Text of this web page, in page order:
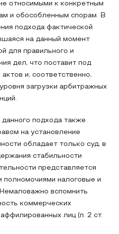
относимыми к конкретным
и обособленным спорам. В
подхода фактической
на данный момент
для правильного и
дел, что поставит под
и, соответственно,
загрузки арбитражных
подхода также
на установление
обладает только суд, в
стабильности
представляется
полномочиями налоговые и
вспомнить
коммерческих
лиц (п. 2 ст.